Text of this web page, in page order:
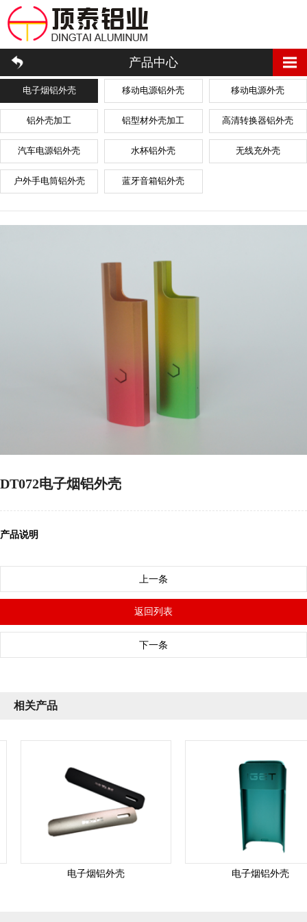
产品中心
电子烟铝外壳 移动电源铝外壳 移动电源外壳
铝外壳加工 铝型材外壳加工 高清转换器铝外壳
汽车电源铝外壳 水杯铝外壳 无线充外壳
户外手电筒铝外壳 蓝牙音箱铝外壳
DT072电子烟铝外壳
产品说明
上一条
返回列表
下一条
相关产品
电子烟铝外壳 电子烟铝外壳